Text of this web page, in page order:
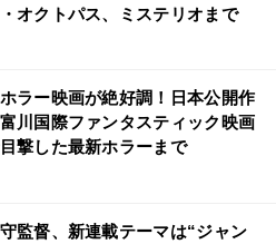
オクトパス、ミステリオまで
ラー映画が絶好調！日本公開作
川国際ファンタスティック映画
撃した最新ホラーまで
監督、新連載テーマは“ジャン